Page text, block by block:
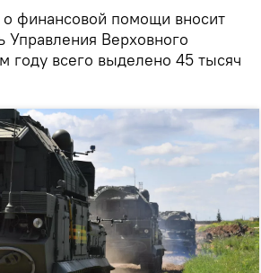
финансовой помощи вносит
Управления Верховного
году всего выделено 45 тысяч